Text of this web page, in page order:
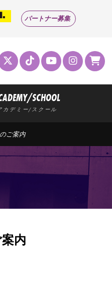
パートナー募集
SCHOOL
カデミー/スクール
ご案内
内